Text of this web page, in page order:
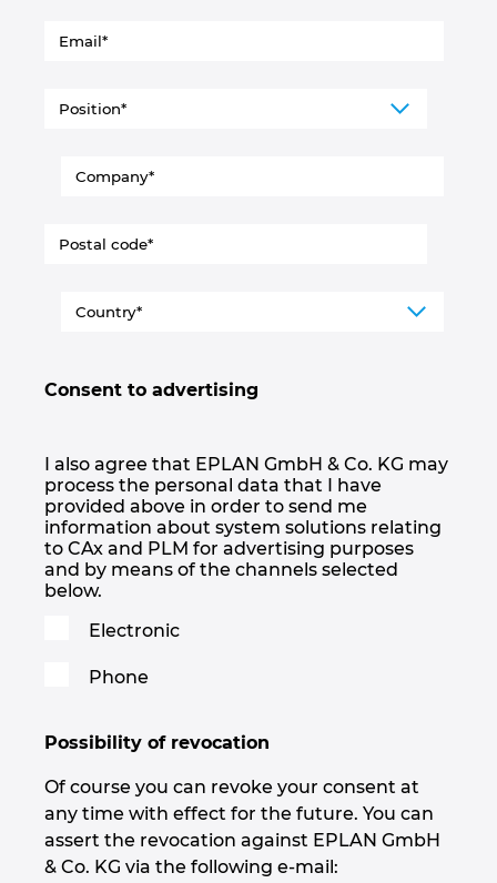
Consent to advertising
I also agree that EPLAN GmbH & Co. KG may
process the personal data that I have
provided above in order to send me
information about system solutions relating
to CAx and PLM for advertising purposes
and by means of the channels selected
below.
Electronic
Phone
Possibility of revocation
Of course you can revoke your consent at
any time with effect for the future. You can
assert the revocation against EPLAN GmbH
& Co. KG via the following e-mail: